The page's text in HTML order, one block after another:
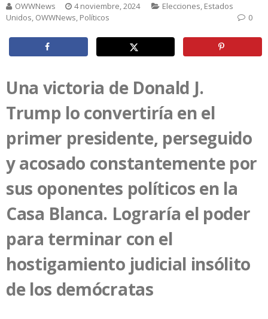
OWWNews 4 noviembre, 2024 Elecciones, Estados
Unidos, OWWNews, Políticos 0
Una victoria de Donald J.
Trump lo convertiría en el
primer presidente, perseguido
y acosado constantemente por
sus oponentes políticos en la
Casa Blanca. Lograría el poder
para terminar con el
hostigamiento judicial insólito
de los demócratas